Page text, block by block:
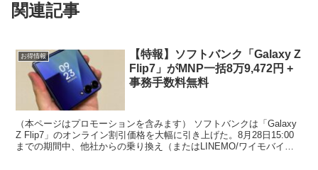
関連記事
お得情報
【特報】ソフトバンク「Galaxy Z
Flip7」がMNP一括8万9,472円 +
事務手数料無料
（本ページはプロモーションを含みます） ソフトバンクは「Galaxy
Z Flip7」のオンライン割引価格を大幅に引き上げた。8月28日15:00
までの期間中、他社からの乗り換え（またはLINEMO/ワイモバイル